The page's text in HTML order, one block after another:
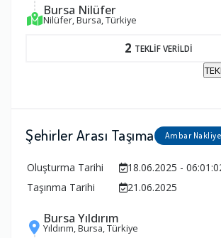
Bursa Nilüfer
Nilüfer, Bursa, Türkiye
2 TEKLİF VERİLDİ
Şehirler Arası Taşıma Ambar Nakliye
Oluşturma Tarihi
18.06.2025 -
Taşınma Tarihi
21.06.2025
Bursa Yıldırım
Yıldırım, Bursa, Türkiye